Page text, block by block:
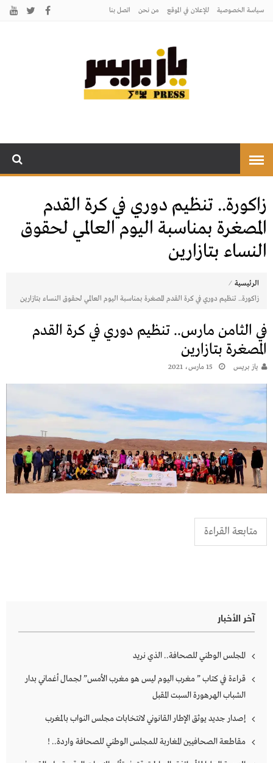
سياسة الخصوصية للإعلان في الموقع من نحن اتصل بنـا
زاكورة.. تنظيم دوري في كرة القدم
المصغرة بمناسبة اليوم العالمي لحقوق
النساء بتازارين
الرئيسية ⁄
زاكورة.. تنظيم دوري في كرة القدم المصغرة بمناسبة اليوم العالمي لحقوق النساء بتازارين
في الثامن مارس.. تنظيم دوري في كرة القدم
المصغرة بتازارين
يـاز بريـس 15 مارس، 2021
متابعة القراءة
آخر الأخبار
المجلس الوطني للصحافة.. الذي نريد
قراءة في كتاب ” مغرب اليوم ليس هو مغرب الأمس” لجمال أغماني بدار
الشباب الهرهورة السبت المقبل
إصدار جديد يوثق الإطار القانوني لانتخابات مجلس النواب بالمغرب
مقاطعة الصحافيين المغاربة للمجلس الوطني للصحافة واردة.. !